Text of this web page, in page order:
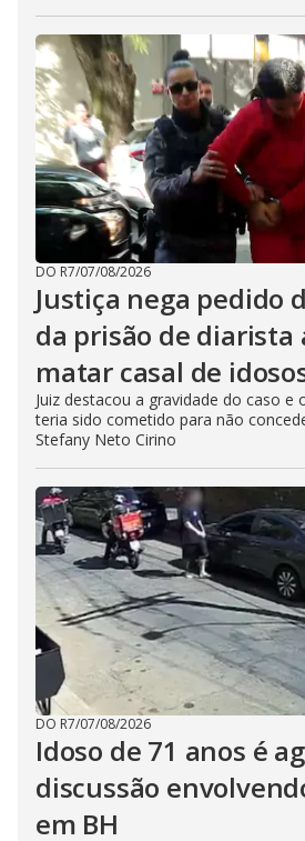
DO R7/07/08/2026
Justiça nega pedido
da prisão de diarista
matar casal de
Juiz destacou a gravidade do caso
teria sido cometido para não
Stefany Neto Cirino
DO R7/07/08/2026
Idoso de 71 anos é
discussão
em BH